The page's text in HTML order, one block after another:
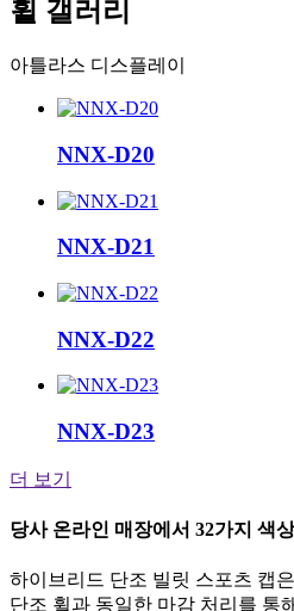
휠 갤러리
아틀라스 디스플레이
NNX-D20
NNX-D21
NNX-D22
NNX-D23
더 보기
당사 온라인 매장에서 32가지 색
하이브리드 단조 빌릿 스포츠 캡
단조 휠과 동일한 마감 처리를 통